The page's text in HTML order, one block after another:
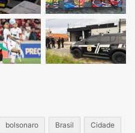
bolsonaro Brasil Cidade